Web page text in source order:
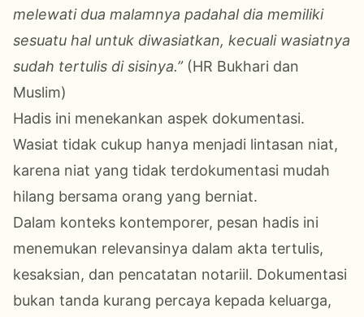
melewati dua malamnya padahal dia memiliki
sesuatu hal untuk diwasiatkan, kecuali wasiatnya
sudah tertulis di sisinya.” (HR Bukhari dan
Muslim)
Hadis ini menekankan aspek dokumentasi.
Wasiat tidak cukup hanya menjadi lintasan niat,
karena niat yang tidak terdokumentasi mudah
hilang bersama orang yang berniat.
Dalam konteks kontemporer, pesan hadis ini
menemukan relevansinya dalam akta tertulis,
kesaksian, dan pencatatan notariil. Dokumentasi
bukan tanda kurang percaya kepada keluarga,